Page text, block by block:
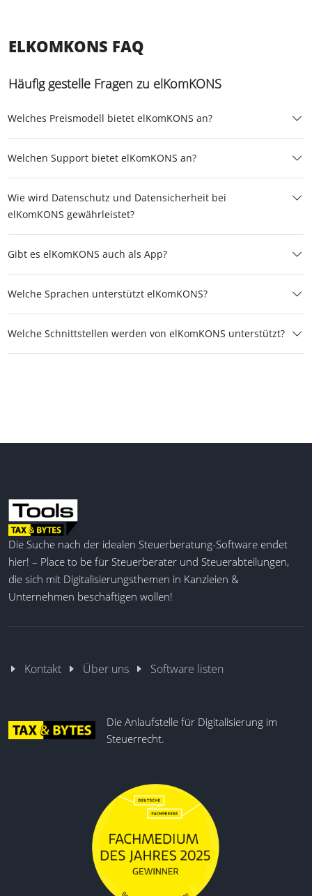
ELKOMKONS FAQ
Häufig gestelle Fragen zu elKomKONS
Welches Preismodell bietet elKomKONS an?
Welchen Support bietet elKomKONS an?
Wie wird Datenschutz und Datensicherheit bei
elKomKONS gewährleistet?
Gibt es elKomKONS auch als App?
Welche Sprachen unterstützt elKomKONS?
Welche Schnittstellen werden von elKomKONS unterstützt?
Die Suche nach der idealen Steuerberatung-Software endet
hier! – Place to be für Steuerberater und Steuerabteilungen,
die sich mit Digitalisierungsthemen in Kanzleien &
Unternehmen beschäftigen wollen!
Kontakt Über uns Software listen
Die Anlaufstelle für Digitalisierung im
Steuerrecht.